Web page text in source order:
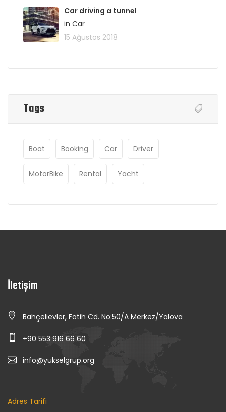
Car driving a tunnel
in Car
15 Ağustos 2018
Tags
Boat Booking Car Driver
MotorBike Rental Yacht
İletişim
Bahçelievler, Fatih Cd. No:50/A Merkez/Yalova
+90 553 916 66 60
info@yukselgrup.org
Adres Tarifi